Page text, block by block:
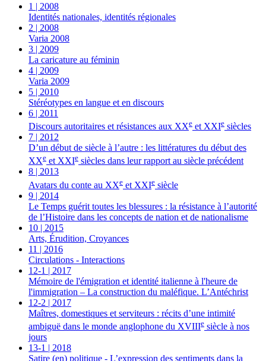
1 | 2008
Identités nationales, identités régionales
2 | 2008
Varia 2008
3 | 2009
La caricature au féminin
4 | 2009
Varia 2009
5 | 2010
Stéréotypes en langue et en discours
6 | 2011
Discours autoritaires et résistances aux XXe et XXIe siècles
7 | 2012
D’un début de siècle à l’autre : les littératures du début des
XXe et XXIe siècles dans leur rapport au siècle précédent
8 | 2013
Avatars du conte au XXe et XXIe siècle
9 | 2014
Le Temps guérit toutes les blessures : la résistance à l’autorité
de l’Histoire dans les concepts de nation et de nationalisme
10 | 2015
Arts, Érudition, Croyances
11 | 2016
Circulations - Interactions
12-1 | 2017
Mémoire de l'émigration et identité italienne à l'heure de
l'immigration – La construction du maléfique. L’Antéchrist
12-2 | 2017
Maîtres, domestiques et serviteurs : récits d’une intimité
ambiguë dans le monde anglophone du XVIIIe siècle à nos
jours
13-1 | 2018
Satire (en) politique - L’expression des sentiments dans la